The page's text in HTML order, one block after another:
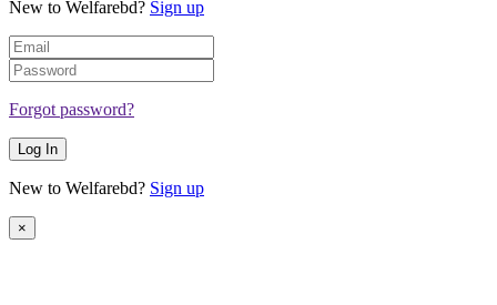
New to Welfarebd? Sign up
Forgot password?
Log In
New to Welfarebd? Sign up
×